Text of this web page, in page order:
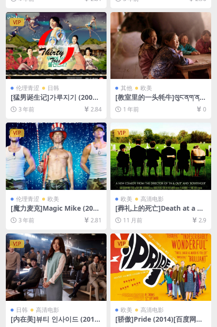
盘资源1080P超清未删减][MP
4/7.6GB][中英字幕]
资源][网盘在线播放/下载][MP
4/7.6GB][粤语中字][视频文件
+防和谐加密压缩包]
VIP
伦理青涩 日韩
[猛男诞生记]가루지기 (2008)
[百度网盘+夸克网盘1080P超
清未删减资源][网盘在线播放/
下载][MP4/6.8GB][中文字幕]
3 年前 2.84
其他 欧美
[教室里的一头牦牛]ལུང་ནག་ན།
(2019)[百度网盘+夸克网盘10
80P超清未删减资源][网盘在
线播放/下载][MP4/7GB][中文
字幕]
1 年前 0
VIP
伦理青涩 欧美
[魔力麦克]Magic Mike (201
2)[百度网盘+夸克网盘1080P
超清未删减资源][网盘在线播
放/下载][MP4/6.7GB][中英字
幕]
3 年前 2.81
VIP
欧美 高清电影
[葬礼上的死亡]Death at a Fu
neral (2007)[百度网盘+夸克
网盘1080P超清未删减资源]
[网盘在线播放/下载][MP4/6G
B][中英字幕]
11 月前 2.9
VIP
日韩 高清电影
[内在美]뷰티 인사이드 (2015)
VIP
欧美 高清电影
[骄傲]Pride (2014)[百度网盘